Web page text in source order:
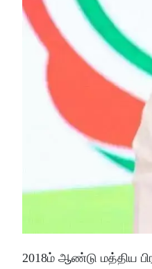
2018ம் ஆண்டு மத்திய